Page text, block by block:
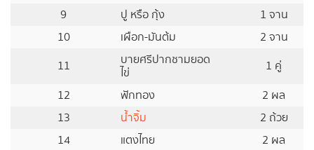
9
ปู หรือ กุ้ง
1 จาน
10
เผือก-มันต้ม
2 จาน
11
บายศรีปากชามยอด
ไข่
1 คู่
12
ฟักทอง
2 ผล
13
น้ำจิ้ม
2 ถ้วย
14
แตงไทย
2 ผล